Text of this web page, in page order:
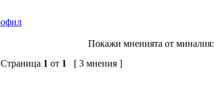
Покажи мненията от миналия:
Страница 1 от 1 [ 3 мнения ]